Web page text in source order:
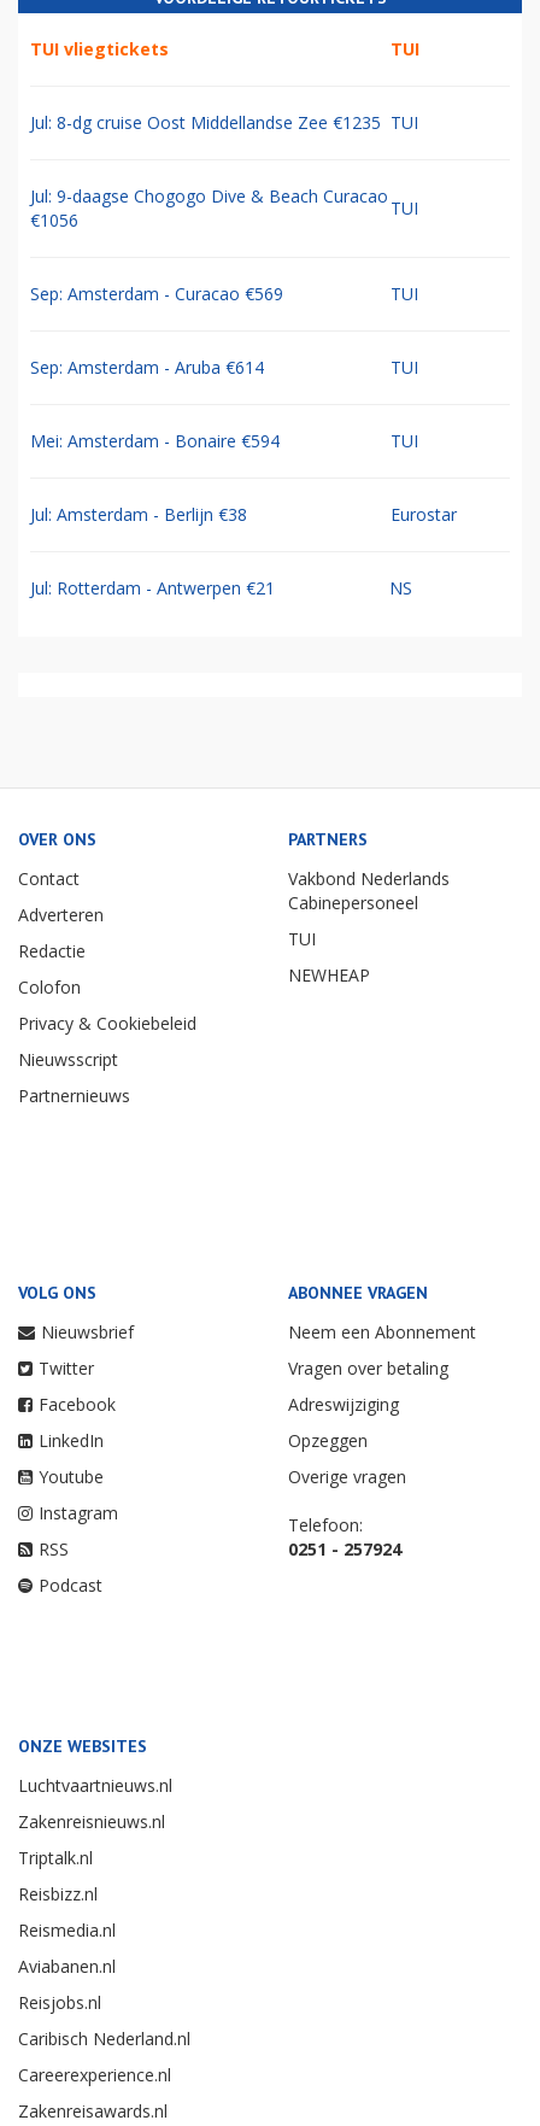
TUI vliegtickets TUI
Jul: 8-dg cruise Oost Middellandse Zee €1235 TUI
Jul: 9-daagse Chogogo Dive & Beach Curacao
€1056
TUI
Sep: Amsterdam - Curacao €569 TUI
Sep: Amsterdam - Aruba €614 TUI
Mei: Amsterdam - Bonaire €594 TUI
Jul: Amsterdam - Berlijn €38 Eurostar
Jul: Rotterdam - Antwerpen €21 NS
OVER ONS
Contact
Adverteren
Redactie
Colofon
Privacy & Cookiebeleid
Nieuwsscript
Partnernieuws
PARTNERS
Vakbond Nederlands
Cabinepersoneel
TUI
NEWHEAP
VOLG ONS
Nieuwsbrief
Twitter
Facebook
LinkedIn
Youtube
Instagram
RSS
Podcast
ABONNEE VRAGEN
Neem een Abonnement
Vragen over betaling
Adreswijziging
Opzeggen
Overige vragen
Telefoon:
0251 - 257924
ONZE WEBSITES
Luchtvaartnieuws.nl
Zakenreisnieuws.nl
Triptalk.nl
Reisbizz.nl
Reismedia.nl
Aviabanen.nl
Reisjobs.nl
Caribisch Nederland.nl
Careerexperience.nl
Zakenreisawards.nl